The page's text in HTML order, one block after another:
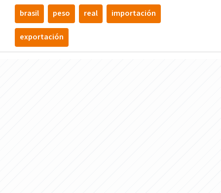
brasil peso real importación
exportación